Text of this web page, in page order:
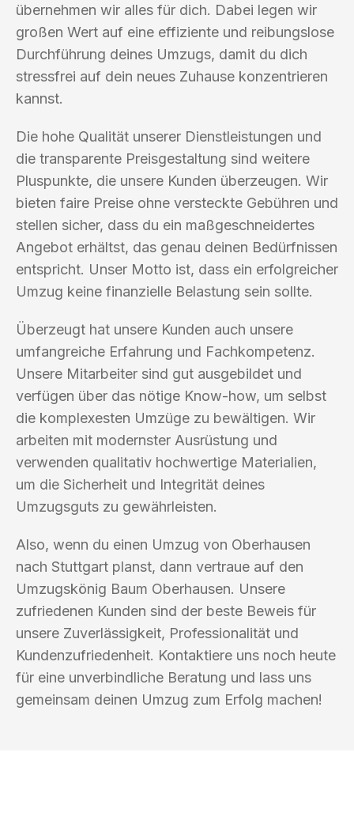
übernehmen wir alles für dich. Dabei legen wir
großen Wert auf eine effiziente und reibungslose
Durchführung deines Umzugs, damit du dich
stressfrei auf dein neues Zuhause konzentrieren
kannst.
Die hohe Qualität unserer Dienstleistungen und
die transparente Preisgestaltung sind weitere
Pluspunkte, die unsere Kunden überzeugen. Wir
bieten faire Preise ohne versteckte Gebühren und
stellen sicher, dass du ein maßgeschneidertes
Angebot erhältst, das genau deinen Bedürfnissen
entspricht. Unser Motto ist, dass ein erfolgreicher
Umzug keine finanzielle Belastung sein sollte.
Überzeugt hat unsere Kunden auch unsere
umfangreiche Erfahrung und Fachkompetenz.
Unsere Mitarbeiter sind gut ausgebildet und
verfügen über das nötige Know-how, um selbst
die komplexesten Umzüge zu bewältigen. Wir
arbeiten mit modernster Ausrüstung und
verwenden qualitativ hochwertige Materialien,
um die Sicherheit und Integrität deines
Umzugsguts zu gewährleisten.
Also, wenn du einen Umzug von Oberhausen
nach Stuttgart planst, dann vertraue auf den
Umzugskönig Baum Oberhausen. Unsere
zufriedenen Kunden sind der beste Beweis für
unsere Zuverlässigkeit, Professionalität und
Kundenzufriedenheit. Kontaktiere uns noch heute
für eine unverbindliche Beratung und lass uns
gemeinsam deinen Umzug zum Erfolg machen!